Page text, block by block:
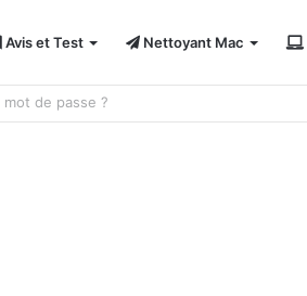
Avis et Test Nettoyant Mac